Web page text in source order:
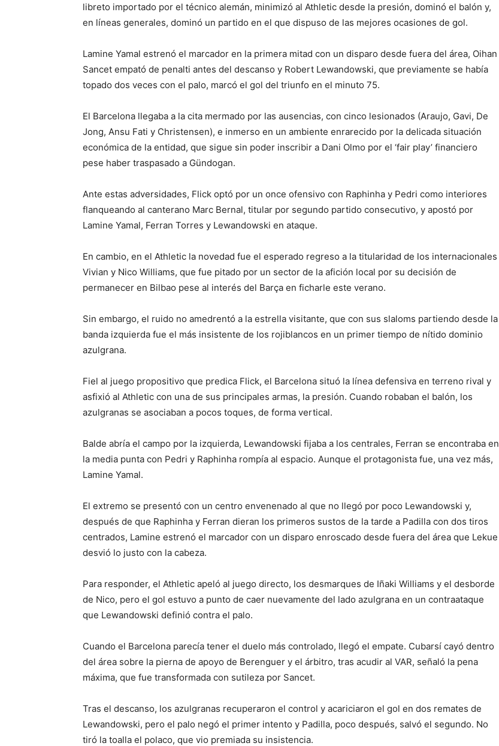
libreto importado por el técnico alemán, minimizó al Athletic desde la presión, dominó el balón y,
en líneas generales, dominó un partido en el que dispuso de las mejores ocasiones de gol.
Lamine Yamal estrenó el marcador en la primera mitad con un disparo desde fuera del área, Oihan
Sancet empató de penalti antes del descanso y Robert Lewandowski, que previamente se había
topado dos veces con el palo, marcó el gol del triunfo en el minuto 75.
El Barcelona llegaba a la cita mermado por las ausencias, con cinco lesionados (Araujo, Gavi, De
Jong, Ansu Fati y Christensen), e inmerso en un ambiente enrarecido por la delicada situación
económica de la entidad, que sigue sin poder inscribir a Dani Olmo por el ‘fair play’ financiero
pese haber traspasado a Gündogan.
Ante estas adversidades, Flick optó por un once ofensivo con Raphinha y Pedri como interiores
flanqueando al canterano Marc Bernal, titular por segundo partido consecutivo, y apostó por
Lamine Yamal, Ferran Torres y Lewandowski en ataque.
En cambio, en el Athletic la novedad fue el esperado regreso a la titularidad de los internacionales
Vivian y Nico Williams, que fue pitado por un sector de la afición local por su decisión de
permanecer en Bilbao pese al interés del Barça en ficharle este verano.
Sin embargo, el ruido no amedrentó a la estrella visitante, que con sus slaloms partiendo desde la
banda izquierda fue el más insistente de los rojiblancos en un primer tiempo de nítido dominio
azulgrana.
Fiel al juego propositivo que predica Flick, el Barcelona situó la línea defensiva en terreno rival y
asfixió al Athletic con una de sus principales armas, la presión. Cuando robaban el balón, los
azulgranas se asociaban a pocos toques, de forma vertical.
Balde abría el campo por la izquierda, Lewandowski fijaba a los centrales, Ferran se encontraba en
la media punta con Pedri y Raphinha rompía al espacio. Aunque el protagonista fue, una vez más,
Lamine Yamal.
El extremo se presentó con un centro envenenado al que no llegó por poco Lewandowski y,
después de que Raphinha y Ferran dieran los primeros sustos de la tarde a Padilla con dos tiros
centrados, Lamine estrenó el marcador con un disparo enroscado desde fuera del área que Lekue
desvió lo justo con la cabeza.
Para responder, el Athletic apeló al juego directo, los desmarques de Iñaki Williams y el desborde
de Nico, pero el gol estuvo a punto de caer nuevamente del lado azulgrana en un contraataque
que Lewandowski definió contra el palo.
Cuando el Barcelona parecía tener el duelo más controlado, llegó el empate. Cubarsí cayó dentro
del área sobre la pierna de apoyo de Berenguer y el árbitro, tras acudir al VAR, señaló la pena
máxima, que fue transformada con sutileza por Sancet.
Tras el descanso, los azulgranas recuperaron el control y acariciaron el gol en dos remates de
Lewandowski, pero el palo negó el primer intento y Padilla, poco después, salvó el segundo. No
tiró la toalla el polaco, que vio premiada su insistencia.